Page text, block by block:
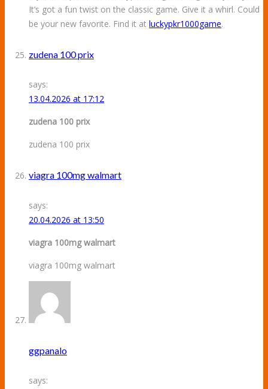
It’s got a fun twist on the classic game. Give it a whirl. Could
be your new favorite. Find it at luckypkr1000game.
zudena 100 prix
says:
13.04.2026 at 17:12
zudena 100 prix
zudena 100 prix
viagra 100mg walmart
says:
20.04.2026 at 13:50
viagra 100mg walmart
viagra 100mg walmart
ggpanalo
says: